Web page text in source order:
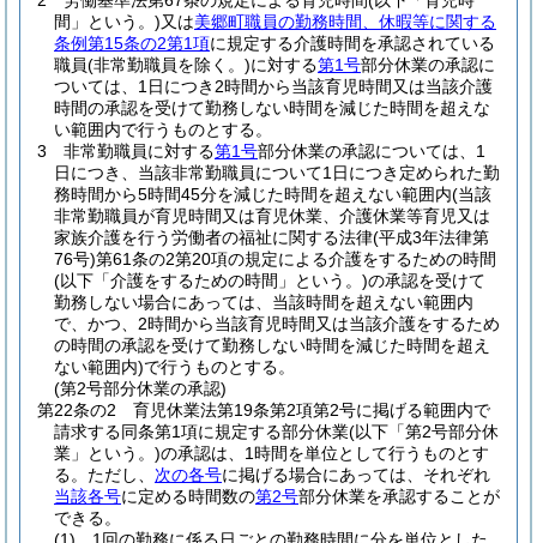
間」という。)又は美郷町職員の勤務時間、休暇等に関する
条例第15条の2第1項に規定する介護時間を承認されている
職員(非常勤職員を除く。)に対する第1号部分休業の承認に
ついては、1日につき2時間から当該育児時間又は当該介護
時間の承認を受けて勤務しない時間を減じた時間を超えな
い範囲内で行うものとする。
3
非常勤職員に対する第1号部分休業の承認については、1
日につき、当該非常勤職員について1日につき定められた勤
務時間から5時間45分を減じた時間を超えない範囲内(当該
非常勤職員が育児時間又は育児休業、介護休業等育児又は
家族介護を行う労働者の福祉に関する法律(平成3年法律第
76号)第61条の2第20項の規定による介護をするための時間
(以下「介護をするための時間」という。)の承認を受けて
勤務しない場合にあっては、当該時間を超えない範囲内
で、かつ、2時間から当該育児時間又は当該介護をするため
の時間の承認を受けて勤務しない時間を減じた時間を超え
ない範囲内)で行うものとする。
(第2号部分休業の承認)
第22条の2
育児休業法第19条第2項第2号に掲げる範囲内で
請求する同条第1項に規定する部分休業(以下「第2号部分休
業」という。)の承認は、1時間を単位として行うものとす
る。 ただし、 次の各号に掲げる場合にあっては、それぞれ
当該各号に定める時間数の第2号部分休業を承認することが
できる。